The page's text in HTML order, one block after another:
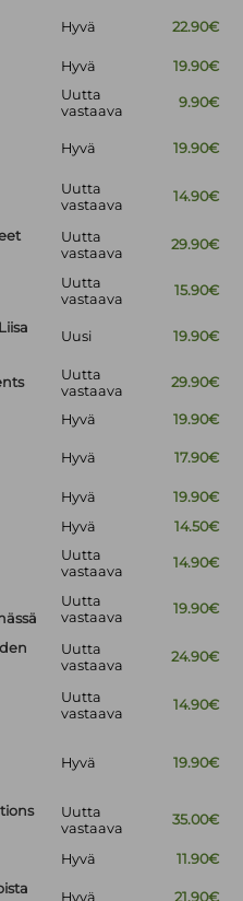
Hyvä 22.90€
Hyvä 19.90€
Uutta
vastaava
9.90€
Hyvä 19.90€
Uutta
vastaava
14.90€
Uutta
vastaava
29.90€
Uutta
vastaava
15.90€
Uusi 19.90€
Uutta
vastaava
29.90€
Hyvä
19.90€
Hyvä 17.90€
Hyvä
19.90€
Hyvä 14.50€
Uutta
vastaava
14.90€
Uutta
vastaava
19.90€
Uutta
vastaava
24.90€
Uutta
vastaava
14.90€
Hyvä 19.90€
Uutta
vastaava
35.00€
Hyvä
11.90€
Hyvä 21.90€